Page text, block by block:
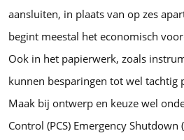
aansluiten, in plaats van op zes
begint meestal het economisch
Ook in het papierwerk, zoals
kunnen besparingen tot wel tachtig
Maak bij ontwerp en keuze wel
Control (PCS) Emergency Shutdown